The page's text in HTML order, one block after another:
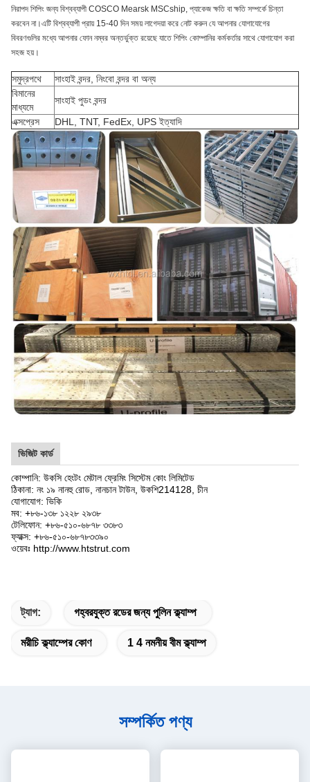
নিরাপদ শিপিং জন্য বিশ্বব্যাপী COSCO Mearsk MSCship, প্যাকেজ ক্ষতি বা ক্ষতি সম্পর্কে চিন্তা
করবেন না।এটি বিশ্বব্যাপী প্রায় 15-40 দিন সময় লাগেদয়া করে নোট করুন যে আপনার যোগাযোগের
বিবরণগুলির মধ্যে আপনার ফোন নম্বর অন্তর্ভুক্ত রয়েছে যাতে শিপিং কোম্পানির কর্মকর্তার সাথে যোগাযোগ করা
সহজ হয়।
সমুদ্রপথে
সাংহাই বন্দর, নিংবো বন্দর বা অন্য
বিমানের
মাধ্যমে
সাংহাই পুডং বন্দর
এক্সপ্রেস
DHL, TNT, FedEx, UPS ইত্যাদি
ভিজিট কার্ড
কোম্পানি: উকসি হেংটং মেটাল ফ্রেমিং সিস্টেম কোং লিমিটেড
ঠিকানা: নং ১৯ নানহু রোড, নানচান টাউন, উকশি214128 , চীন
যোগাযোগ: ভিকি
মব: +৮৬-১৩৮ ১২২৮ ২৯৩৮
টেলিফোন: +৮৬-৫১০-৬৮৭৮ ৩৩৮৩
ফ্যাক্স: +৮৬-৫১০-৬৮৭৮৩৩৯০
ওয়েবঃ http://www.htstrut.com
ট্যাগ: গহ্বরযুক্ত রডের জন্য পুলিন ক্ল্যাম্প
মরীচি ক্ল্যাম্পের কোণ 1 4 নমনীয় বীম ক্ল্যাম্প
সম্পর্কিত পণ্য